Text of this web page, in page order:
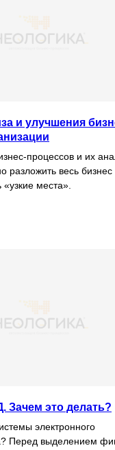
и улучшения
процессов и их
разложить весь бизнес
места».
Зачем это делать?
электронного
Перед выделением